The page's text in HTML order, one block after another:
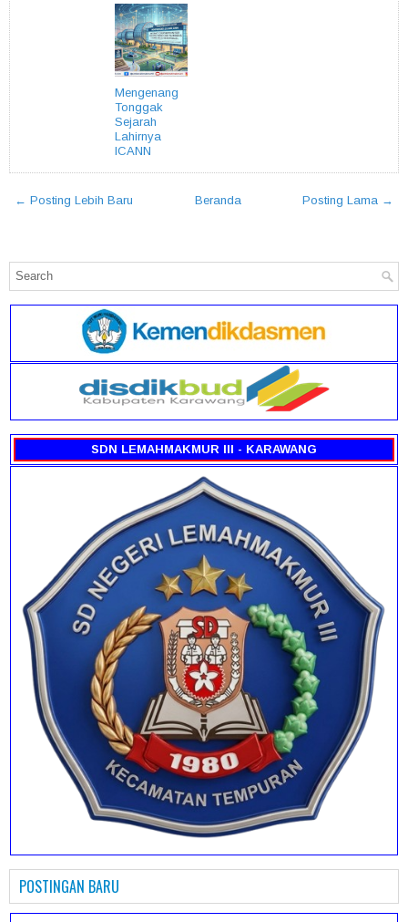
Mengenang
Tonggak
Sejarah
Lahirnya
ICANN
← Posting Lebih Baru Posting Lama →
Beranda
SDN LEMAHMAKMUR III - KARAWANG
POSTINGAN BARU